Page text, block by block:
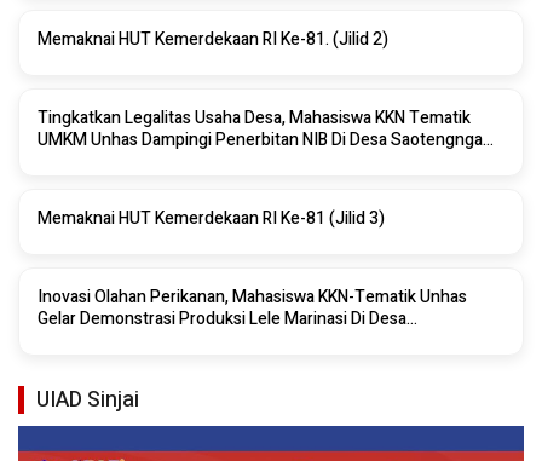
Memaknai HUT Kemerdekaan RI Ke-81. (Jilid 2)
Tingkatkan Legalitas Usaha Desa, Mahasiswa KKN Tematik
UMKM Unhas Dampingi Penerbitan NIB Di Desa Saotengnga
Memaknai HUT Kemerdekaan RI Ke-81 (Jilid 3)
Inovasi Olahan Perikanan, Mahasiswa KKN-Tematik Unhas
Gelar Demonstrasi Produksi Lele Marinasi Di Desa
UIAD Sinjai